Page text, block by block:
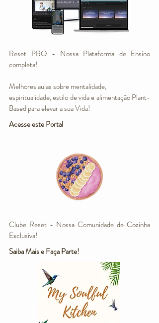
Reset PRO - Nossa Plataforma de Ensino
completa!
Melhores aulas sobre mentalidade,
espiritualidade, estilo de vida e alimentação Plant-
Based para elevar a sua Vida!
Acesse este Portal
Clube Reset - Nossa Comunidade de Cozinha
Exclusiva!
Saiba Mais e Faça Parte!